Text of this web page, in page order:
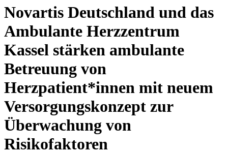
Novartis Deutschland und das
Ambulante Herzzentrum
Kassel stärken ambulante
Betreuung von
Herzpatient*innen mit neuem
Versorgungskonzept zur
Überwachung von
Risikofaktoren